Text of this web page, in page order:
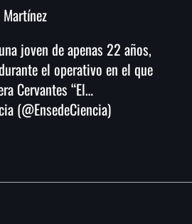
joven de apenas 22 años,
el operativo en el que
Cervantes “El…
(@EnsedeCiencia)